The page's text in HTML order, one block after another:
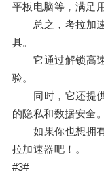
平板电脑等，满足
总之，考拉加速
具。
它通过解锁高速
验。
同时，它还提供
的隐私和数据安全。
如果你也想拥有
拉加速器吧！。
#3#